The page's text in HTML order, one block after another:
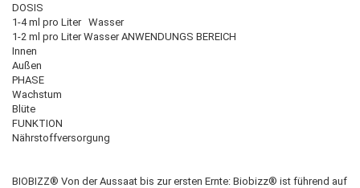
DOSIS
1-4 ml pro Liter Wasser
1-2 ml pro Liter Wasser ANWENDUNGS BEREICH
Innen
Außen
PHASE
Wachstum
Blüte
FUNKTION
Nährstoffversorgung
BIOBIZZ® Von der Aussaat bis zur ersten Ernte: Biobizz® ist führend auf